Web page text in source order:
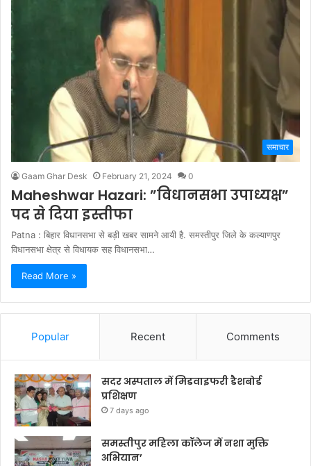
समाचार
Gaam Ghar Desk February 21, 2024 0
Maheshwar Hazari: ”विधानसभा उपाध्यक्ष”
पद से दिया इस्तीफा
Patna : बिहार विधानसभा से बड़ी खबर सामने आयी है. समस्तीपुर जिले के कल्याणपुर
विधानसभा क्षेत्र से विधायक सह विधानसभा…
Read More »
Popular Recent Comments
सदर अस्पताल में मिडवाइफरी डैशबोर्ड
प्रशिक्षण
7 days ago
समस्तीपुर महिला कॉलेज में नशा मुक्ति
अभियान’